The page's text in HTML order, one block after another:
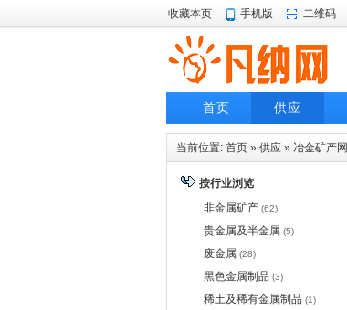
收藏本页 手机版 二维码
首页 供应
当前位置: 首页 » 供应 » 冶金矿产网
按行业浏览
非金属矿产 (62)
贵金属及半金属 (5)
废金属 (28)
黑色金属制品 (3)
稀土及稀有金属制品 (1)